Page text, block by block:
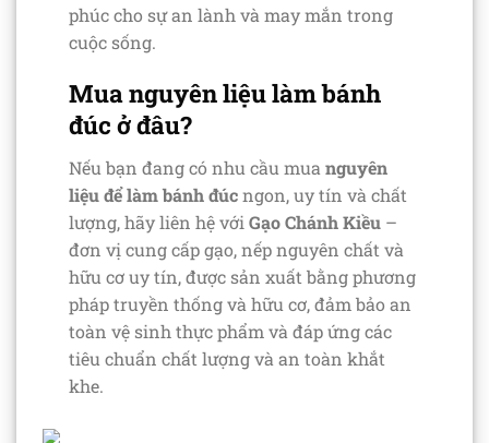
phúc cho sự an lành và may mắn trong
cuộc sống.
Mua nguyên liệu làm bánh
đúc ở đâu?
Nếu bạn đang có nhu cầu mua nguyên
liệu để làm bánh đúcngon, uy tín và chất
lượng, hãy liên hệ với Gạo Chánh Kiều –
đơn vị cung cấp gạo, nếp nguyên chất và
hữu cơ uy tín, được sản xuất bằng phương
pháp truyền thống và hữu cơ, đảm bảo an
toàn vệ sinh thực phẩm và đáp ứng các
tiêu chuẩn chất lượng và an toàn khắt
khe.